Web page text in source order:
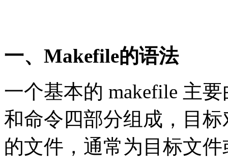
一、Makefile的语法
一个基本的 makefile 主
和命令四部分组成，目
的文件，通常为目标文